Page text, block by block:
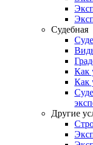
Судебная
Как
Как
Другие